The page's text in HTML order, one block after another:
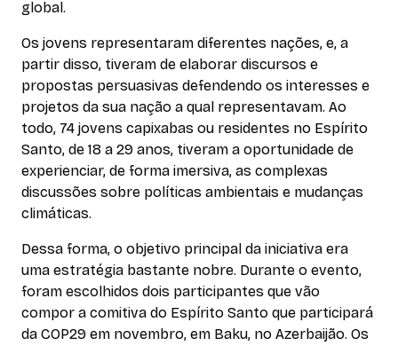
global.
Os jovens representaram diferentes nações, e, a
partir disso, tiveram de elaborar discursos e
propostas persuasivas defendendo os interesses e
projetos da sua nação a qual representavam. Ao
todo, 74 jovens capixabas ou residentes no Espírito
Santo, de 18 a 29 anos, tiveram a oportunidade de
experienciar, de forma imersiva, as complexas
discussões sobre políticas ambientais e mudanças
climáticas.
Dessa forma, o objetivo principal da iniciativa era
uma estratégia bastante nobre. Durante o evento,
foram escolhidos dois participantes que vão
compor a comitiva do Espírito Santo que participará
da COP29 em novembro, em Baku, no Azerbaijão. Os